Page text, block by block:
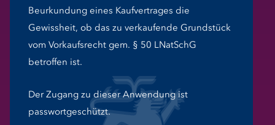
Beurkundung eines Kaufvertrages die
Gewissheit, ob das zu verkaufende Grundstück
vom Vorkaufsrecht gem. § 50 LNatSchG
betroffen ist.
Der Zugang zu dieser Anwendung ist
passwortgeschützt.